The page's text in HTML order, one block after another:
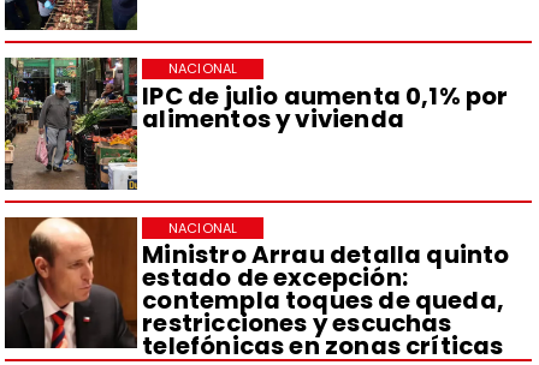
IPC de julio aumenta 0,1% por
alimentos y vivienda
NACIONAL
Ministro Arrau detalla quinto
estado de excepción:
contempla toques de queda,
restricciones y escuchas
telefónicas en zonas críticas
NACIONAL